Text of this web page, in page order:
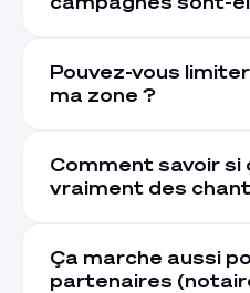
Pouvez-vous
ma zone ?
Comment savoir si
vraiment des
Ça marche aussi
partenaires